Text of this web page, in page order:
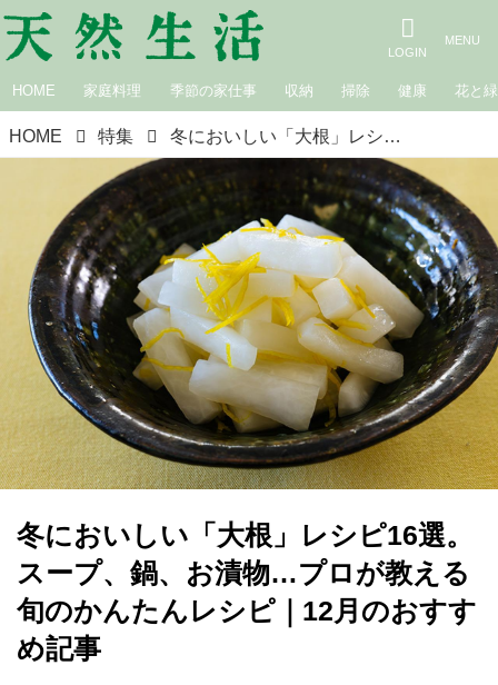
HOME 家庭料理 季節の家仕事 収納 掃除 健康 花と緑
HOME 特集 冬においしい「大根」レシピ16選。スープ、鍋、お漬物…プロが教える旬のかんたんレシピ｜12月のおすすめ記事
冬においしい「大根」レシピ16選。
スープ、鍋、お漬物…プロが教える
旬のかんたんレシピ｜12月のおすす
め記事